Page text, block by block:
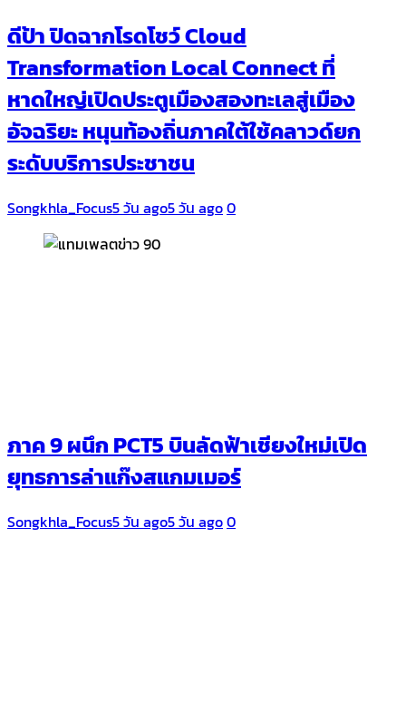
ดีป้า ปิดฉากโรดโชว์ Cloud
Transformation Local Connect ที่
หาดใหญ่เปิดประตูเมืองสองทะเลสู่เมือง
อัจฉริยะ หนุนท้องถิ่นภาคใต้ใช้คลาวด์ยก
ระดับบริการประชาชน
Songkhla_Focus5 วัน ago5 วัน ago0
ภาค 9 ผนึก PCT5 บินลัดฟ้าเชียงใหม่เปิด
ยุทธการล่าแก๊งสแกมเมอร์
Songkhla_Focus5 วัน ago5 วัน ago0